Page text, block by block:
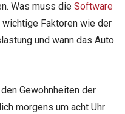
Was muss die Software
Faktoren wie der
und wann das Auto
Gewohnheiten der
morgens um acht Uhr